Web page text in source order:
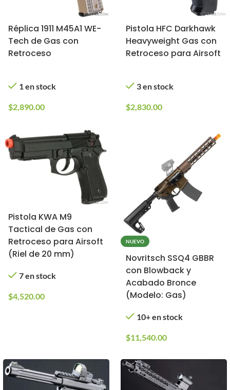
Réplica 1911 M45A1 WE-
Tech de Gas con
Retroceso
1 en stock
$2,890.00
Pistola HFC Darkhawk
Heavyweight Gas con
Retroceso para Airsoft
3 en stock
$2,830.00
Pistola KWA M9
Tactical de Gas con
Retroceso para Airsoft
(Riel de 20 mm)
7 en stock
$4,520.00
NUEVO
Novritsch SSQ4 GBBR
con Blowback y
Acabado Bronce
(Modelo: Gas)
10+ en stock
$11,540.00